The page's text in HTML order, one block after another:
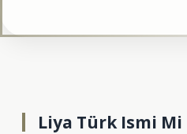
Liya Türk Ismi Mi